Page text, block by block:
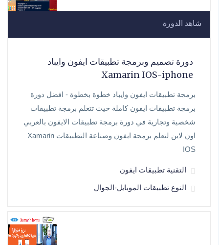
شاهد الدورة
دورة تصميم وبرمجة تطبيقات ايفون وايباد
Xamarin IOS-iphone
برمجة تطبيقات ايفون وايباد خطوة بخطوة - افضل دورة
برمجة تطبيقات ايفون كاملة حيث تتعلم برمجة تطبيقات
شخصية وتجارية في دورة برمجة تطبيقات الايفون بالعربي
اون لاين لتعلم برمجة ايفون وصناعة التطبيقات Xamarin
IOS
التقنية تطبيقات ايفون
النوع تطبيقات الموبايل-الجوال